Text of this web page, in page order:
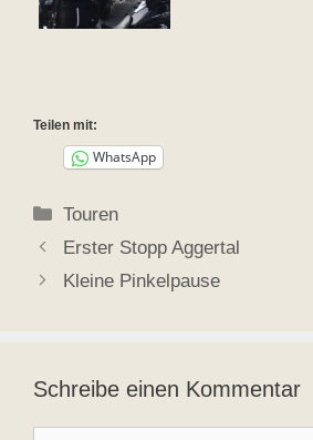
Teilen mit:
WhatsApp
Kategorien
Touren
Erster Stopp Aggertal
Kleine Pinkelpause
Schreibe einen Kommentar